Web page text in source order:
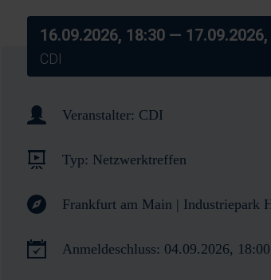
16.09.2026, 18:30 — 17.09.2026,
CDI
Veranstalter: CDI
Typ: Netzwerktreffen
Frankfurt am Main | Industriepark
Anmeldeschluss: 04.09.2026, 18:00